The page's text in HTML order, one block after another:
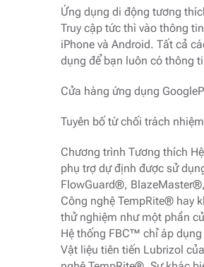
Ứng dụng di động tương
Truy cập tức thì vào thông
iPhone và Android. Tất cả
dụng để bạn luôn có thông
Cửa hàng ứng dụng
Tuyên bố từ chối trách
Chương trình Tương thích
phụ trợ dự định được sử
FlowGuard®,
Công nghệ TempRite® hay
thử nghiệm như một phần
Hệ thống FBC™ chỉ áp
Vật liệu tiên tiến Lubrizol